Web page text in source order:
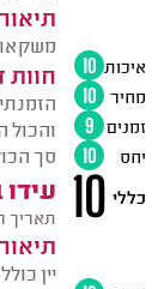
והכול
סך
איכות 10
מחיר
10
זמנים 9
יחס
10
עידו
תאריך
יין
10 כללי